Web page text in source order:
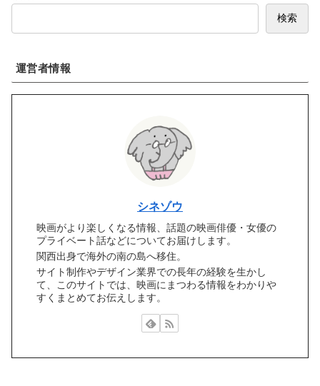
検索
運営者情報
シネゾウ
映画がより楽しくなる情報、話題の映画俳優・女優の
プライベート話などについてお届けします。
関西出身で海外の南の島へ移住。
サイト制作やデザイン業界での長年の経験を生かし
て、このサイトでは、映画にまつわる情報をわかりや
すくまとめてお伝えします。